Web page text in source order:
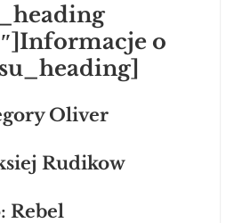
o
Oliver
Rudikow
Rebel